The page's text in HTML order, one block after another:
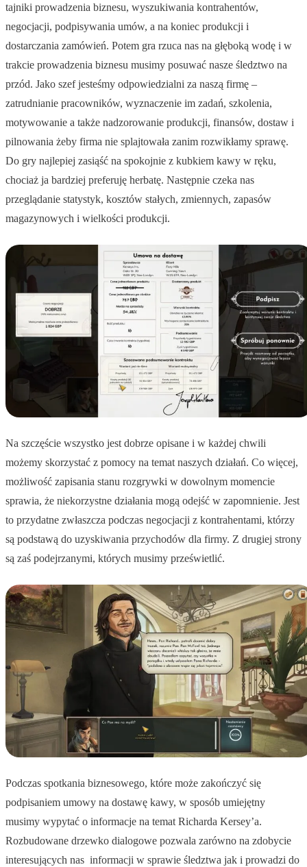
tajniki prowadzenia biznesu, wyszukiwania kontrahentów,
negocjacji, podpisywania umów, a na koniec produkcji i
dostarczania zamówień. Potem gra rzuca nas na głęboką wodę i w
trakcie prowadzenia biznesu musimy posuwać nasze śledztwo na
przód. Jako szef jesteśmy odpowiedzialni za naszą firmę –
zatrudnianie pracowników, wyznaczenie im zadań, szkolenia,
motywowanie a także nadzorowanie produkcji, finansów, dostaw i
pilnowania żeby firma nie splajtowała zanim rozwikłamy sprawę.
Do gry najlepiej zasiąść na spokojnie z kubkiem kawy w ręku,
chociaż ja bardziej preferuję herbatę. Następnie czeka nas
przeglądanie statystyk, kosztów stałych, zmiennych, zapasów
magazynowych i wielkości produkcji.
Na szczęście wszystko jest dobrze opisane i w każdej chwili
możemy skorzystać z pomocy na temat naszych działań. Co więcej,
możliwość zapisania stanu rozgrywki w dowolnym momencie
sprawia, że niekorzystne działania mogą odejść w zapomnienie. Jest
to przydatne zwłaszcza podczas negocjacji z kontrahentami, którzy
są podstawą do uzyskiwania przychodów dla firmy. Z drugiej strony
są zaś podejrzanymi, których musimy prześwietlić.
Podczas spotkania biznesowego, które może zakończyć się
podpisaniem umowy na dostawę kawy, w sposób umiejętny
musimy wypytać o informacje na temat Richarda Kersey’a.
Rozbudowane drzewko dialogowe pozwala zarówno na zdobycie
interesujących nas informacji w sprawie śledztwa jak i prowadzi do